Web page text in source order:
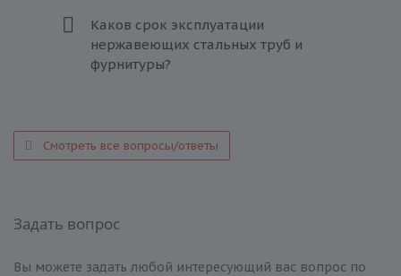
Каков срок эксплуатации
нержавеющих стальных труб и
фурнитуры?
Смотреть все вопросы/ответы
Задать вопрос
Вы можете задать любой интересующий вас вопрос по